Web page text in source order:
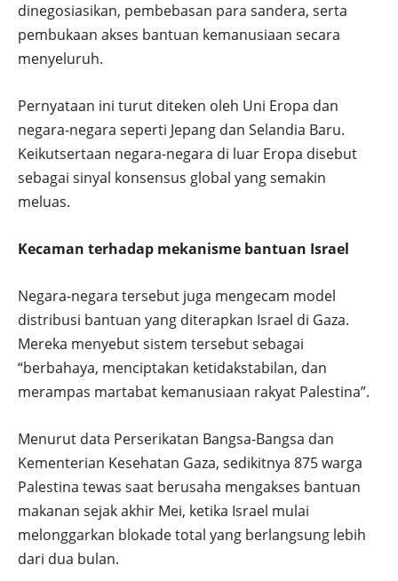
dinegosiasikan, pembebasan para sandera, serta
pembukaan akses bantuan kemanusiaan secara
menyeluruh.
Pernyataan ini turut diteken oleh Uni Eropa dan
negara-negara seperti Jepang dan Selandia Baru.
Keikutsertaan negara-negara di luar Eropa disebut
sebagai sinyal konsensus global yang semakin
meluas.
Kecaman terhadap mekanisme bantuan Israel
Negara-negara tersebut juga mengecam model
distribusi bantuan yang diterapkan Israel di Gaza.
Mereka menyebut sistem tersebut sebagai
“berbahaya, menciptakan ketidakstabilan, dan
merampas martabat kemanusiaan rakyat Palestina”.
Menurut data Perserikatan Bangsa-Bangsa dan
Kementerian Kesehatan Gaza, sedikitnya 875 warga
Palestina tewas saat berusaha mengakses bantuan
makanan sejak akhir Mei, ketika Israel mulai
melonggarkan blokade total yang berlangsung lebih
dari dua bulan.